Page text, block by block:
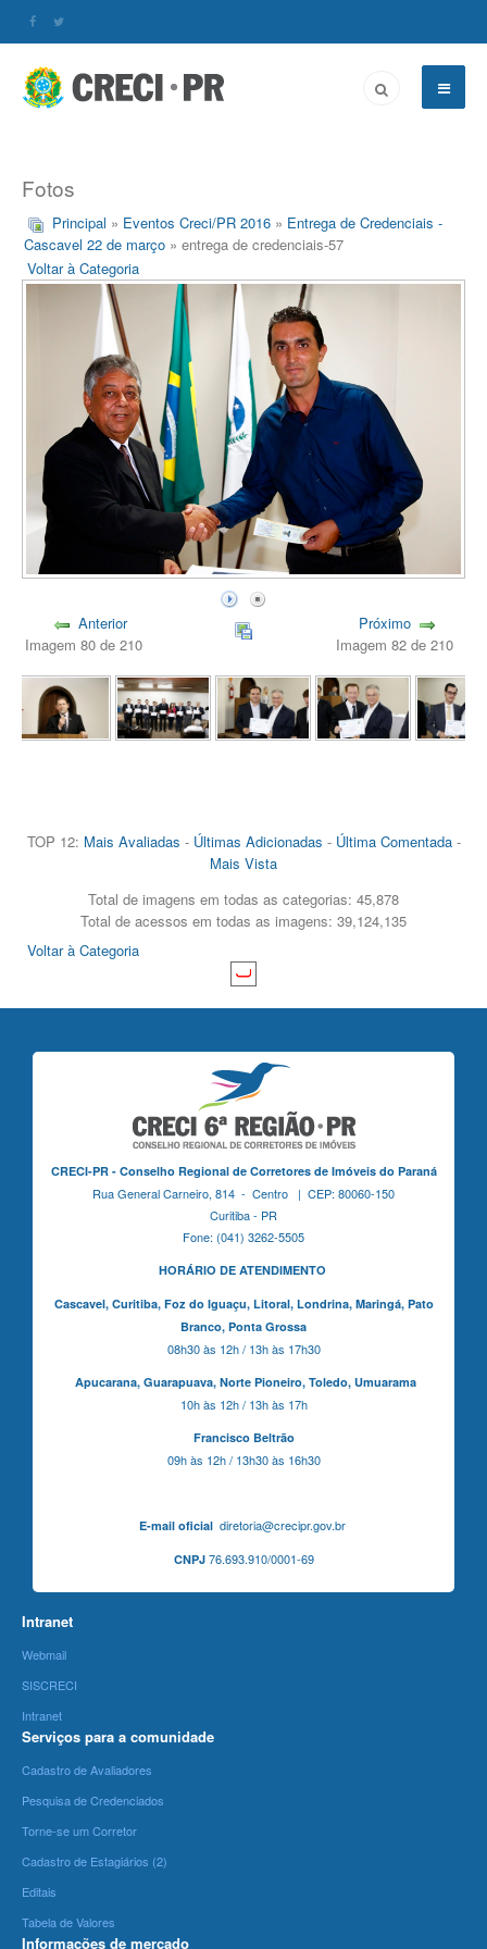
Fotos
Principal » Eventos Creci/PR 2016 » Entrega de Credenciais -
Cascavel 22 de março » entrega de credenciais-57
Voltar à Categoria
Anterior
Imagem 80 de 210
Próximo
Imagem 82 de 210
TOP 12: Mais Avaliadas - Últimas Adicionadas - Última Comentada-
Mais Vista
Total de imagens em todas as categorias: 45,878
Total de acessos em todas as imagens: 39,124,135
Voltar à Categoria
CRECI-PR - Conselho Regional de Corretores de Imóveis do Paraná
Rua General Carneiro, 814 - Centro | CEP: 80060-150
Curitiba - PR
Fone: (041) 3262-5505
HORÁRIO DE ATENDIMENTO
Cascavel, Curitiba,Foz do Iguaçu, Litoral, Londrina, Maringá, Pato
Branco, Ponta Grossa
08h30 às 12h / 13h às 17h30
Apucarana, Guarapuava, Norte Pioneiro, Toledo, Umuarama
10h às 12h / 13h às 17h
Francisco Beltrão
09h às 12h / 13h30 às 16h30
E-mail oficialdiretoria@crecipr.gov.br
CNPJ76.693.910/0001-69
Intranet
Webmail
SISCRECI
Intranet
Serviços para a comunidade
Cadastro de Avaliadores
Pesquisa de Credenciados
Torne-se um Corretor
Cadastro de Estagiários (2)
Editais
Tabela de Valores
Informações de mercado